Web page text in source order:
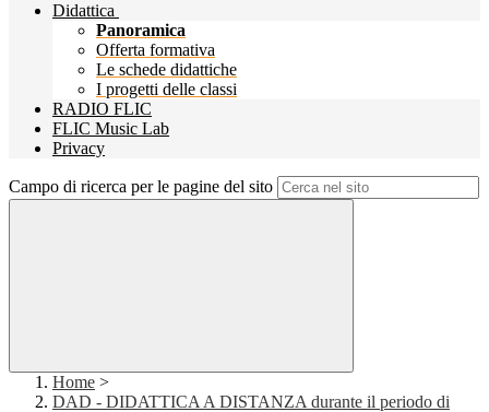
Didattica
Panoramica
Offerta formativa
Le schede didattiche
I progetti delle classi
RADIO FLIC
FLIC Music Lab
Privacy
Campo di ricerca per le pagine del sito
Home >
DAD - DIDATTICA A DISTANZA durante il periodo di